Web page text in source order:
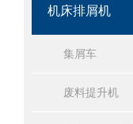
机床排屑机
集屑车
废料提升机